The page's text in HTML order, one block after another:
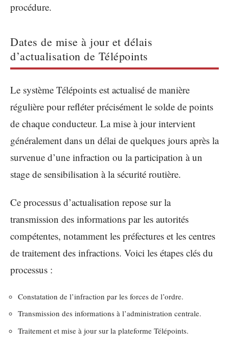
procédure.
Dates de mise à jour et délais
d’actualisation de Télépoints
Le système Télépoints est actualisé de manière
régulière pour refléter précisément le solde de points
de chaque conducteur. La mise à jour intervient
généralement dans un délai de quelques jours après la
survenue d’une infraction ou la participation à un
stage de sensibilisation à la sécurité routière.
Ce processus d’actualisation repose sur la
transmission des informations par les autorités
compétentes, notamment les préfectures et les centres
de traitement des infractions. Voici les étapes clés du
processus :
Constatation de l’infraction par les forces de l’ordre.
Transmission des informations à l’administration centrale.
Traitement et mise à jour sur la plateforme Télépoints.